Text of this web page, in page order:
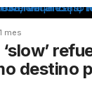
mes
destino